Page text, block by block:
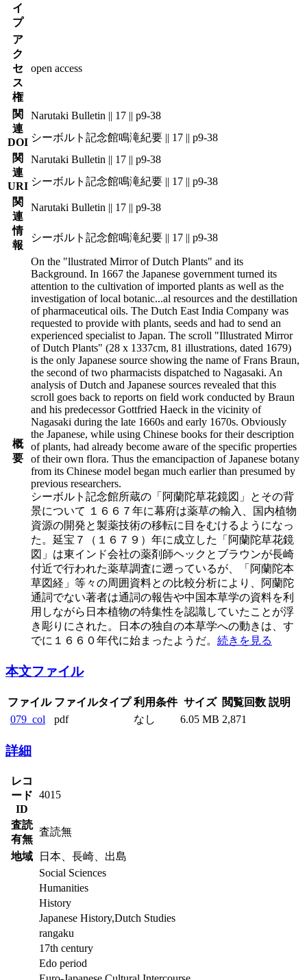
イ
プ
ア
ク
セ
ス
権
open access
関
連
DOI
Narutaki Bulletin || 17 || p9-38
シーボルト記念館鳴滝紀要 || 17 || p9-38
関
連
URI
Narutaki Bulletin || 17 || p9-38
シーボルト記念館鳴滝紀要 || 17 || p9-38
関
連
情
報
Narutaki Bulletin || 17 || p9-38
シーボルト記念館鳴滝紀要 || 17 || p9-38
概
要
On the "llustrated Mirror of Dutch Plants" and its
Background. In 1667 the Japanese government turned its
attention to the cultivation of imported plants as well as the
investigation of local botanic...al resources and the destillation
of pharmaceutical oils. The Dutch East India Company was
requested to provide with plants, seeds and had to send an
experienced specialist to Japan. The scroll "Illustrated Mirror
of Dutch Plants" (28 x 1337cm, 81 illustrations, dated 1679)
is the only Japanese source showing the name of Frans Braun,
the second of two pharmacists dispatched to Nagasaki. An
analysis of Dutch and Japanese sources revealed that this
scroll goes back to reports on field work conducted by Braun
and his predecessor Gottfried Haeck in the vicinity of
Nagasaki during the late 1660s and early 1670s. Obviously
the Japanese, while using Chinese books for their description
of plants, had already become aware of the specific properties
of their own flora. Thus the emancipaction of Japanese botany
from its Chinese model began much earlier than presumed by
previous researchers.
シーボルト記念館所蔵の「阿蘭陀草花鏡図」とその背
景について １６６７年に幕府は薬草の輸入、国内植物
資源の開発と製薬技術の移転に目をむけるようになっ
た。延宝７（１６７９）年に成立した「阿蘭陀草花鏡
図」は東インド会社の薬剤師ヘックとブラウンが長崎
付近で行われた薬草調査に遡っているが、「阿蘭陀本
草図経」等々の周囲資料との比較分析により、阿蘭陀
通詞でない著者は通詞の報告や中国本草学の資料を利
用しながら日本植物の特集性を認識していたことが浮
き彫りにされた。日本の独自の本草学への動きは、す
でに１６６０年代に始まったようだ。 続きを見る
本文ファイル
ファイル ファイルタイプ 利用条件 サイズ 閲覧回数 説明
079_col
pdf なし 6.05 MB 2,871
詳細
レコ
ード
ID
4015
査読
有無
査読無
地域
日本、長崎、出島
Social Sciences
Humanities
History
Japanese History,Dutch Studies
rangaku
17th century
Edo period